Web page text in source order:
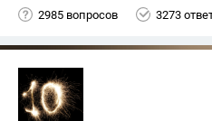
2985 вопросов 3273